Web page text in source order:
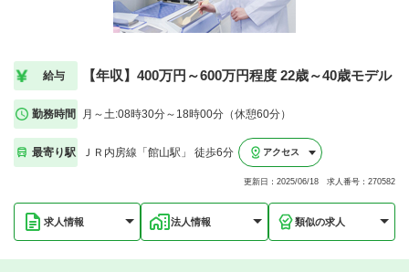
給与 【年収】400万円～600万円程度 22歳～40歳モデル
勤務時間 月～土:08時30分～18時00分（休憩60分）
最寄り駅 ＪＲ内房線「館山駅」 徒歩6分 アクセス
更新日：2025/06/18 求人番号：270582
求人情報 法人情報 類似の求人